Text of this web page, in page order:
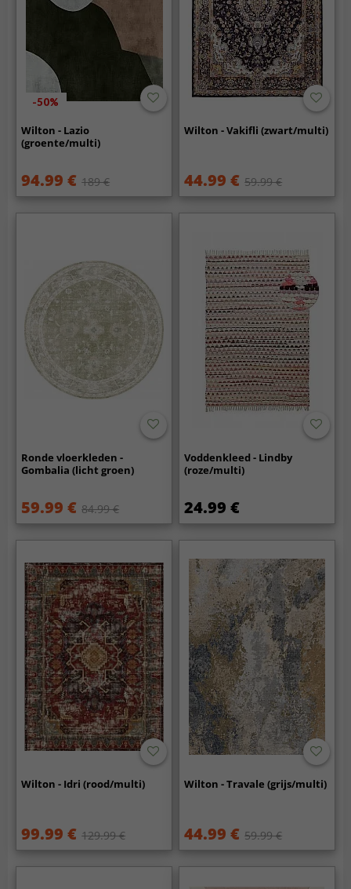
-50%
Wilton - Lazio
(groente/multi)
94.99 € 189 €
Wilton - Vakifli (zwart/multi)
44.99 € 59.99 €
Ronde vloerkleden -
Gombalia (licht groen)
59.99 € 84.99 €
Voddenkleed - Lindby
(roze/multi)
24.99 €
Wilton - Idri (rood/multi)
99.99 € 129.99 €
Wilton - Travale (grijs/multi)
44.99 € 59.99 €